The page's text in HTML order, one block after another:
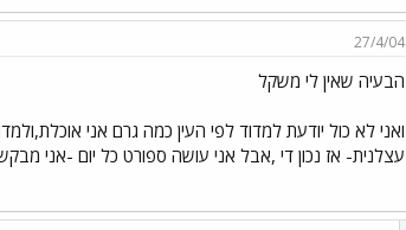
27/4/04
הבעיה שאין לי משקל
ואני לא כול יודעת למדוד לפי העין כמה גרם אני
עצלנית- אז נכון די ,אבל אני עושה ספורט כל יום -אני